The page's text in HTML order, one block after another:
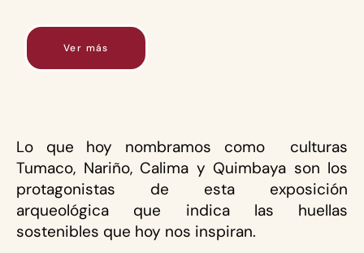
Ver más
Lo que hoy nombramos como culturas
Tumaco, Nariño, Calima y Quimbaya son los
protagonistas de esta exposición
arqueológica que indica las huellas
sostenibles que hoy nos inspiran.